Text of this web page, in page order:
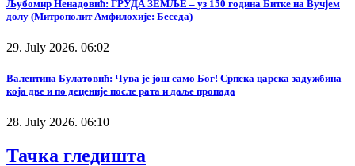
Љубомир Ненадовић: ГРУДА ЗЕМЉЕ – уз 150 година Битке на Вучјем
долу (Митрополит Амфилохије: Беседа)
29. July 2026. 06:02
Валентина Булатовић: Чува је још само Бог! Српска царска задужбина
која две и по деценије после рата и даље пропада
28. July 2026. 06:10
Тачка гледишта